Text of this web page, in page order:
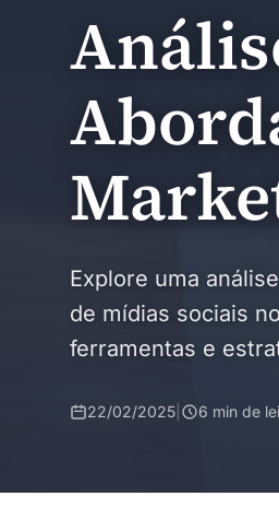
Explore uma
de mídias sociais
ferramentas e
22/02/2025 6 min de